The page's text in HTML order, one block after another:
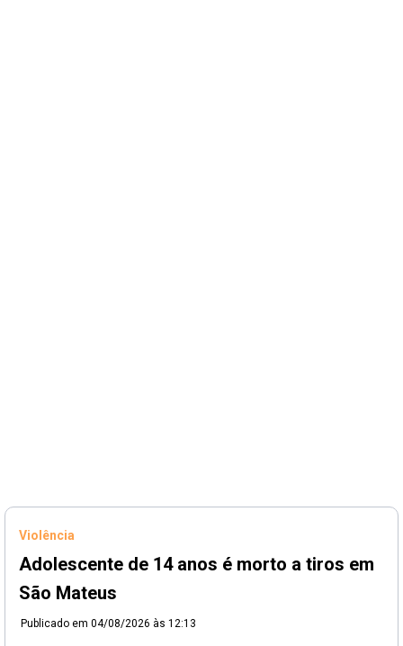
Violência
Adolescente de 14 anos é morto a tiros em
São Mateus
Publicado em 04/08/2026 às 12:13